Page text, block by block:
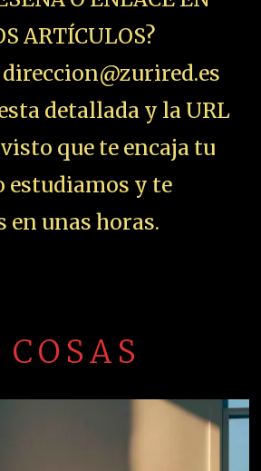
ARTÍCULOS?
detallada y la URL
que te encaja tu
y te
en unas horas.